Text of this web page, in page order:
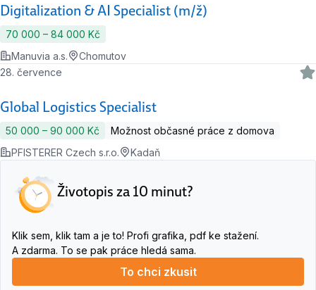
Digitalization & AI Specialist (m/ž)
70 000 ‍–‍ 84 000 Kč
Manuvia a.s.
Chomutov
Global Logistics Specialist
28. července
50 000 ‍–‍ 90 000 Kč
Možnost občasné práce z domova
PFISTERER Czech s.r.o.
Kadaň
Životopis za 10 minut?
Klik sem, klik tam a je to! Profi grafika, pdf ke stažení.
A zdarma. To se pak práce hledá sama.
To chci zkusit